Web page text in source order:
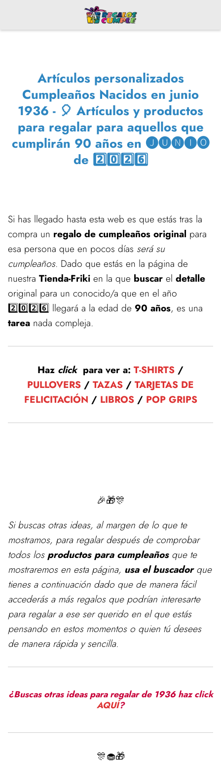
Artículos personalizados
Cumpleaños Nacidos en junio
1936 - 🎈 Artículos y productos
para regalar para aquellos que
cumplirán 90 años en 🅙🅤🅝🅘🅞
de 2️⃣0️⃣2️⃣6️⃣
Si has llegado hasta esta web es que estás tras la
compra un regalo de cumpleaños original para
esa persona que en pocos días será su
cumpleaños. Dado que estás en la página de
nuestra Tienda-Friki en la que buscar el detalle
original para un conocido/a que en el año
2️⃣0️⃣2️⃣6️⃣ llegará a la edad de 90 años, es una
tarea nada compleja.
Haz click para ver a: T-SHIRTS /
PULLOVERS / TAZAS / TARJETAS DE
FELICITACIÓN / LIBROS/ POP GRIPS
🎉🎁🎊
Si buscas otras ideas, al margen de lo que te
mostramos, para regalardespués de comprobar
todos los productos para cumpleañosque te
mostraremos en esta página, usa el buscadorque
tienes a continuación dado que de manera fácil
accederás a más regalos que podrían interesarte
para regalar a ese ser querido en el que estás
pensando en estos momentos o quien tú desees
de manera rápida y sencilla.
¿Buscas otras ideas para regalar de 1936 haz click
AQUÍ?
🎊🧁🎁